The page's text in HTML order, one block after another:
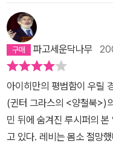
아니지만, 대부분의 독일인
관 혹은 의도적 외면이 이러
약속한 레비와 만나기로 했
죽었다는 소식은 초현실적이었다. 역설과 모순으로 가
서 살아간다는 건 과연 어떤
는 파쇼적 교육의 세례에도
만 추구한 화학자/작가 프
라 할 만하다.
바퀴가 돌아가고 삶을 이루
다. 잘 알고 있듯이, 땅도 무
레비, 《주기율표》 52쪽, 돌
는 것처럼 느끼는 원소와
인이라는 그 사실 하나만으
습...이런 시각으로 주기율
류의 가장 참혹했던 밀어내
넣어야할 새로운 원소는 무
게 한 인류 최악의 학살에
그 억울함의 수위가 - 아니,
밖에 없는 건 그저 내 언어
늠할 수 없다.그래서 이 책
혼을 가진 한 사내가, 나에
슬프다.그가 살아온 이야기
어서 슬프다. 그것도 자살이
지만 책을 다 읽고 난 시점
해 보였다면, 말도 안되는
파고세운닥나무
아이히만의 평범함이 우릴
(귄터 그라스의 <양철북>)
민 뒤에 숨겨진 루시퍼의